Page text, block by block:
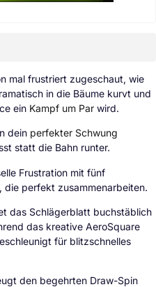
mal frustriert zugeschaut, wie
in die Bäume kurvt und
ein Kampf um Par wird.
dein perfekter Schwung
statt die Bahn runter.
Frustration mit fünf
die perfekt zusammenarbeiten.
das Schlägerblatt buchstäblich
das kreative AeroSquare
für blitzschnelles
den begehrten Draw-Spin